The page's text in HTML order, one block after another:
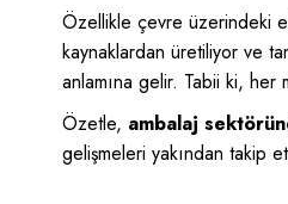
Özellikle çevre üzerindeki
kaynaklardan üretiliyor ve
anlamına gelir. Tabii ki,
Özetle, ambalaj
gelişmeleri yakından takip